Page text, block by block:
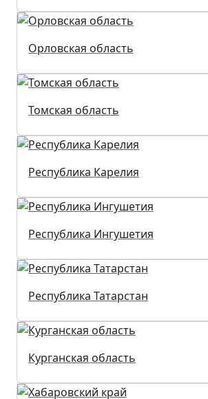
Орловская область
Томская область
Республика Карелия
Республика Ингушетия
Республика Татарстан
Курганская область